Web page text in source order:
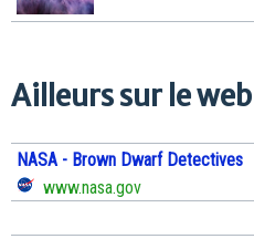
Ailleurs sur le web
NASA - Brown Dwarf Detectives
www.nasa.gov